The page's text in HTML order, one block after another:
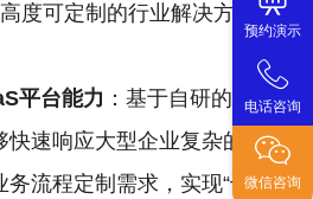
预约演示
电话咨询
微信咨询
度可定制的行业解决方案。
平台能力 ：基于自研的PaaS
快速响应大型企业复杂的、
务流程定制需求，实现“千人